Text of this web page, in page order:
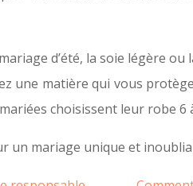
d’été, la soie légère
une matière qui vous
choisissent leur robe 6 à
un mariage unique et